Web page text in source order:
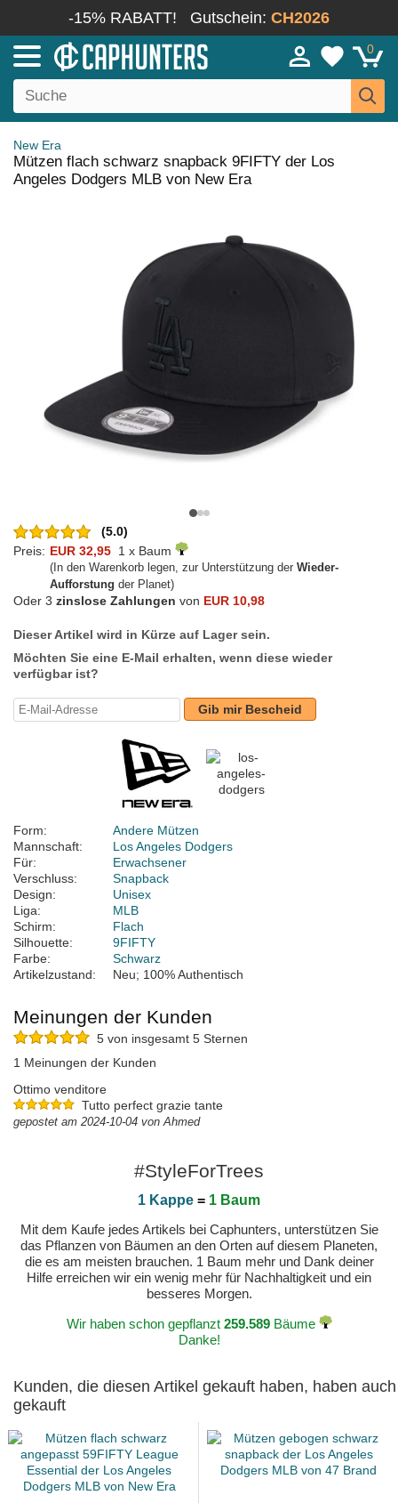
-15% RABATT! Gutschein: CH2026
0
New Era
Mützen flach schwarz snapback 9FIFTY der Los
Angeles Dodgers MLB von New Era
(5.0)
Preis: EUR 32,95 1 x Baum
(In den Warenkorb legen, zur Unterstützung der Wieder-
Aufforstung der Planet)
Oder 3 zinslose Zahlungen von EUR 10,98
Dieser Artikel wird in Kürze auf Lager sein.
Möchten Sie eine E-Mail erhalten, wenn diese wieder
verfügbar ist?
Gib mir Bescheid
Form:
Andere Mützen
Mannschaft:
Los Angeles Dodgers
Für:
Erwachsener
Verschluss:
Snapback
Design:
Unisex
Liga:
MLB
Schirm:
Flach
Silhouette:
9FIFTY
Farbe:
Schwarz
Artikelzustand:
Neu; 100% Authentisch
Meinungen der Kunden
5 von insgesamt 5 Sternen
1 Meinungen der Kunden
Ottimo venditore
Tutto perfect grazie tante
gepostet am 2024-10-04 von Ahmed
#StyleForTrees
1 Kappe = 1 Baum
Mit dem Kaufe jedes Artikels bei Caphunters, unterstützen Sie
das Pflanzen von Bäumen an den Orten auf diesem Planeten,
die es am meisten brauchen. 1 Baum mehr und Dank deiner
Hilfe erreichen wir ein wenig mehr für Nachhaltigkeit und ein
besseres Morgen.
Wir haben schon gepflanzt 259.589Bäume
Danke!
Kunden, die diesen Artikel gekauft haben, haben auch
gekauft